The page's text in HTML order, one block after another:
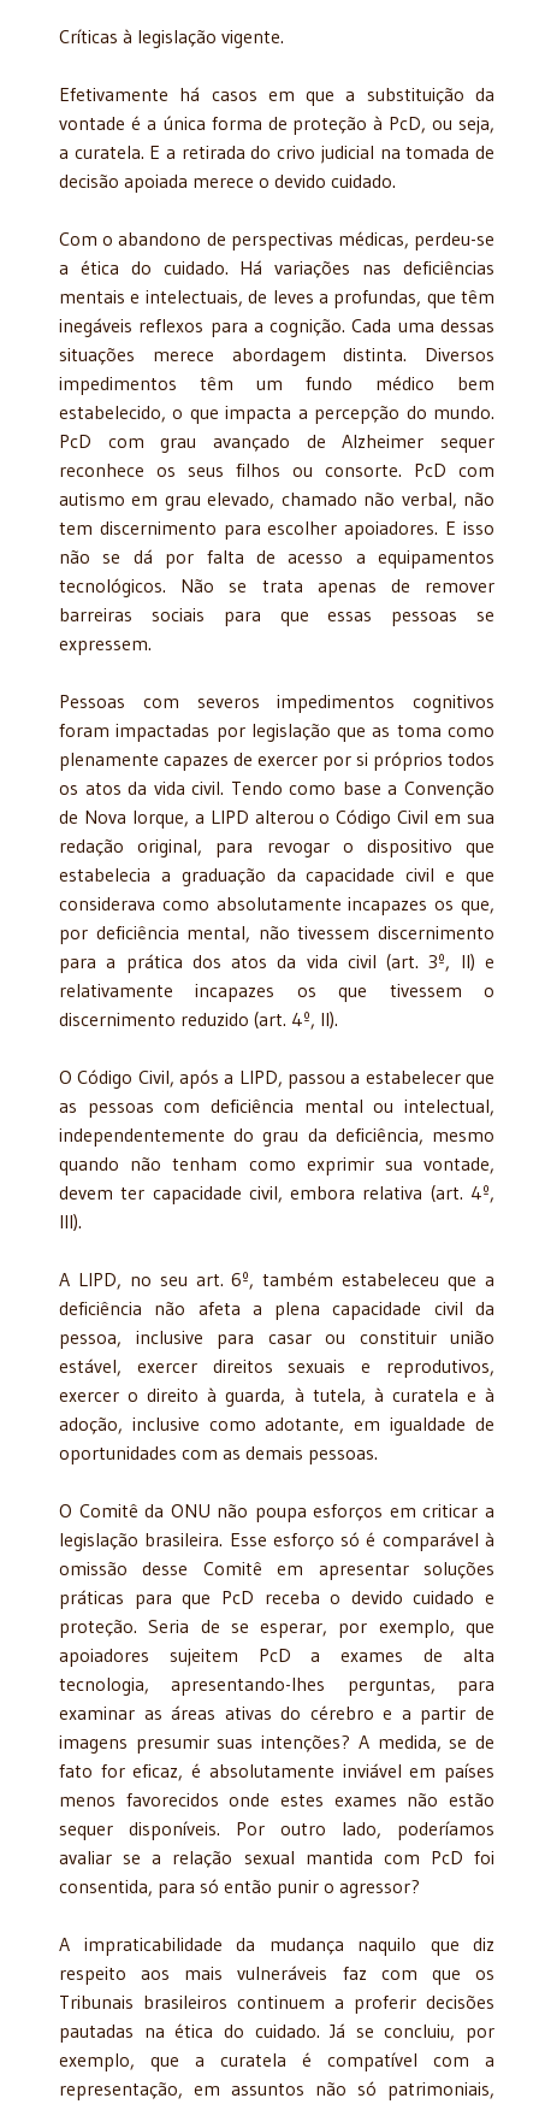
Críticas à legislação vigente.
Efetivamente há casos em que a substituição da
vontade é a única forma de proteção à PcD, ou seja,
a curatela. E a retirada do crivo judicial na tomada de
decisão apoiada merece o devido cuidado.
Com o abandono de perspectivas médicas, perdeu-se
a ética do cuidado. Há variações nas deficiências
mentais e intelectuais, de leves a profundas, que têm
inegáveis reflexos para a cognição. Cada uma dessas
situações merece abordagem distinta. Diversos
impedimentos têm um fundo médico bem
estabelecido, o que impacta a percepção do mundo.
PcD com grau avançado de Alzheimer sequer
reconhece os seus filhos ou consorte. PcD com
autismo em grau elevado, chamado não verbal, não
tem discernimento para escolher apoiadores. E isso
não se dá por falta de acesso a equipamentos
tecnológicos. Não se trata apenas de remover
barreiras sociais para que essas pessoas se
expressem.
Pessoas com severos impedimentos cognitivos
foram impactadas por legislação que as toma como
plenamente capazes de exercer por si próprios todos
os atos da vida civil. Tendo como base a Convenção
de Nova Iorque, a LIPD alterou o Código Civil em sua
redação original, para revogar o dispositivo que
estabelecia a graduação da capacidade civil e que
considerava como absolutamente incapazes os que,
por deficiência mental, não tivessem discernimento
para a prática dos atos da vida civil (art. 3º, II) e
relativamente incapazes os que tivessem o
discernimento reduzido (art. 4º, II).
O Código Civil, após a LIPD, passou a estabelecer que
as pessoas com deficiência mental ou intelectual,
independentemente do grau da deficiência, mesmo
quando não tenham como exprimir sua vontade,
devem ter capacidade civil, embora relativa (art. 4º,
III).
A LIPD, no seu art. 6º, também estabeleceu que a
deficiência não afeta a plena capacidade civil da
pessoa, inclusive para casar ou constituir união
estável, exercer direitos sexuais e reprodutivos,
exercer o direito à guarda, à tutela, à curatela e à
adoção, inclusive como adotante, em igualdade de
oportunidades com as demais pessoas.
O Comitê da ONU não poupa esforços em criticar a
legislação brasileira. Esse esforço só é comparável à
omissão desse Comitê em apresentar soluções
práticas para que PcD receba o devido cuidado e
proteção. Seria de se esperar, por exemplo, que
apoiadores sujeitem PcD a exames de alta
tecnologia, apresentando-lhes perguntas, para
examinar as áreas ativas do cérebro e a partir de
imagens presumir suas intenções? A medida, se de
fato for eficaz, é absolutamente inviável em países
menos favorecidos onde estes exames não estão
sequer disponíveis. Por outro lado, poderíamos
avaliar se a relação sexual mantida com PcD foi
consentida, para só então punir o agressor?
A impraticabilidade da mudança naquilo que diz
respeito aos mais vulneráveis faz com que os
Tribunais brasileiros continuem a proferir decisões
pautadas na ética do cuidado. Já se concluiu, por
exemplo, que a curatela é compatível com a
representação, em assuntos não só patrimoniais,